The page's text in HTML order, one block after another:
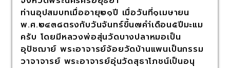
ท่านอุปสมบทเมื่ออายุ๒๑ปี เมื่อวันที่๑เมษายน
พ.ศ.๒๔๓๘ตรงกับวันจันทร์ขึ้น๗คำ่เดือน๕ปีมะแม
ครับ โดยมีหลวงพ่อสุ่นวัดบางปลาหมอเป็น
อุปัชฌาย์ พระอาจารย์จ้อยวัดบ้านแพนเป็นกรรม
วาจาจารย์ พระอาจารย์อุ่นวัดสุธาโภชน์เป็นอนุ